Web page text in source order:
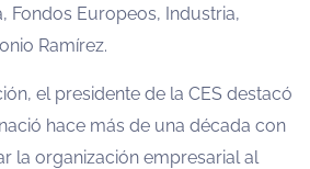
Fondos Europeos, Industria,
Ramírez.
el presidente de la CES destacó
hace más de una década con
la organización empresarial al